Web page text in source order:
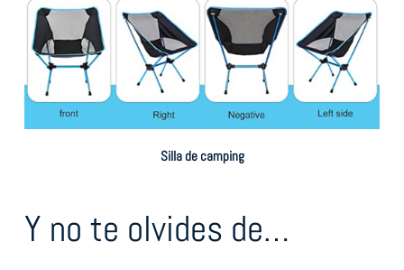
Silla de camping
Y no te olvides de…